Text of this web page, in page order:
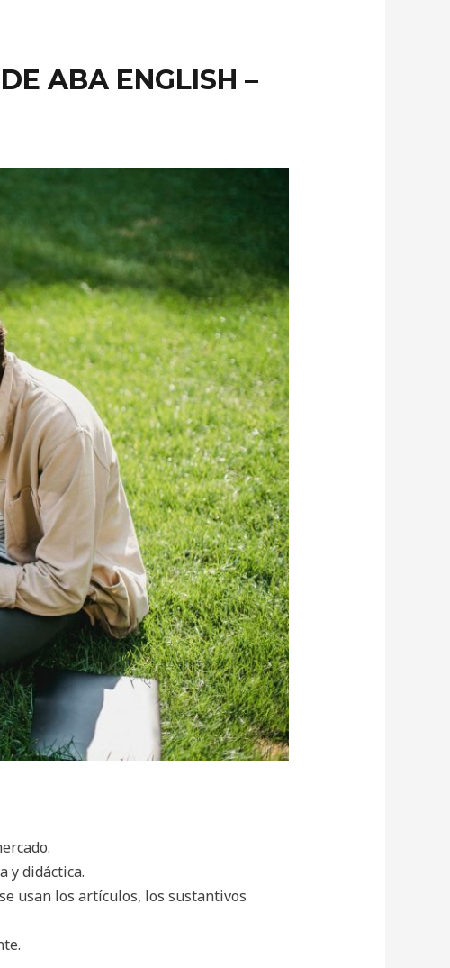
ABA ENGLISH –
y didáctica.
usan los artículos, los sustantivos